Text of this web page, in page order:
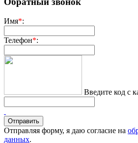
Имя*:
Телефон*:
Введите код с
Отправляя форму, я даю согласие на
данных.